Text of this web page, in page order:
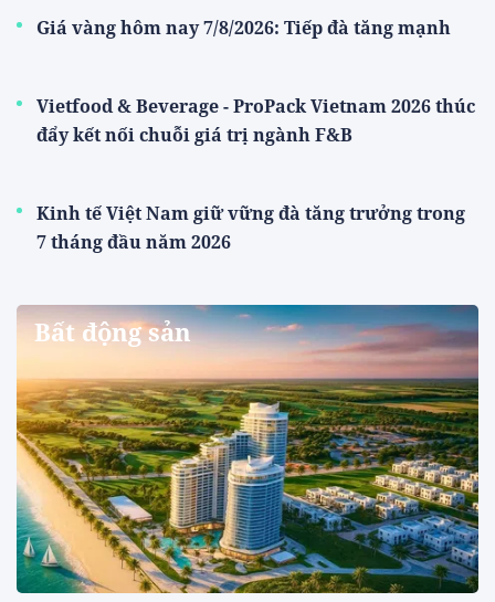
Giá vàng hôm nay 7/8/2026: Tiếp đà tăng mạnh
Vietfood & Beverage - ProPack Vietnam 2026 thúc
đẩy kết nối chuỗi giá trị ngành F&B
Kinh tế Việt Nam giữ vững đà tăng trưởng trong
7 tháng đầu năm 2026
Bất động sản